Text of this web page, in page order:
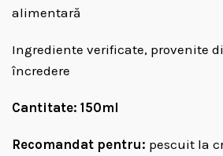
alimentară
Ingrediente verificate, provenite
încredere
Cantitate: 150ml
Recomandat pentru: pescuit la